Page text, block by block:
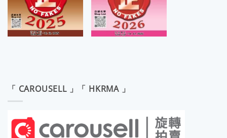
「 CAROUSELL 」「 HKRMA 」